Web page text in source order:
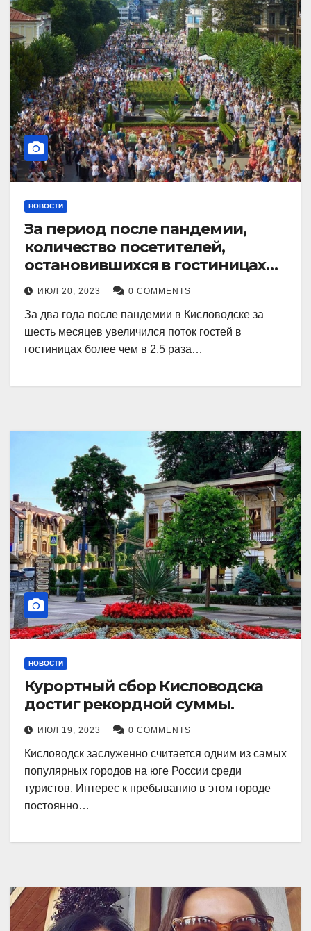
НОВОСТИ
За период после пандемии,
количество посетителей,
остановившихся в гостиницах
Кисловодска, выросло в 2,5 раза.
ИЮЛ 20, 2023 0 COMMENTS
За два года после пандемии в Кисловодске за
шесть месяцев увеличился поток гостей в
гостиницах более чем в 2,5 раза…
НОВОСТИ
Курортный сбор Кисловодска
достиг рекордной суммы.
ИЮЛ 19, 2023 0 COMMENTS
Кисловодск заслуженно считается одним из самых
популярных городов на юге России среди
туристов. Интерес к пребыванию в этом городе
постоянно…